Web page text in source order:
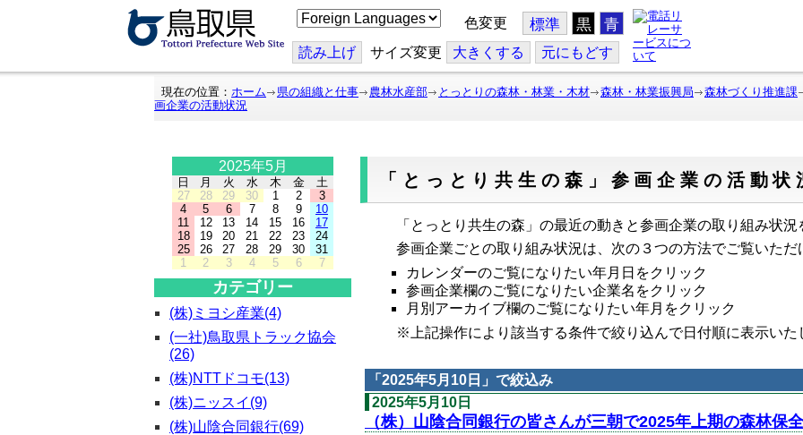
こ
の
ジ
を
翻
色変更 標準 黒 青
読み上げ サイズ変更 大きくする 元にもどす
現在の位置： ホーム 県の組織と仕事 農林水産部 とっとりの森林・林業・木材 森林・林業振興局 森林づくり推進課
画企業の活動状況
2025年5月
日 月 火 水 木 金
土
27
28 29 30 1 2
3
4
5 6 7 8 9
10
11
12 13 14 15 16
17
18
19 20 21 22 23
24
25
26 27 28 29 30
31
1
2 3 4 5 6 7
カテゴリー
(株)ミヨシ産業(4)
(一社)鳥取県トラック協会
(26)
(株)NTTドコモ(13)
(株)ニッスイ(9)
(株)山陰合同銀行(69)
「とっとり共生の森」参画企業の活動状
「とっとり共生の森」の最近の動きと参画企業の取り組み状況
参画企業ごとの取り組み状況は、次の３つの方法でご覧いただ
カレンダーのご覧になりたい年月日をクリック
参画企業欄のご覧になりたい企業名をクリック
月別アーカイブ欄のご覧になりたい年月をクリック
※上記操作により該当する条件で絞り込んで日付順に表示い
「 2025年5月10日 」で絞込み
2025年5月10日
（株）山陰合同銀行の皆さんが三朝で2025年上期の森林保